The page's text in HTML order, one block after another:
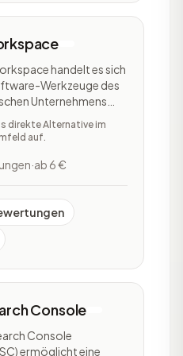
handelt es sich
Werkzeuge des
Unternehmens
Limited. Früher war
als Google Apps
im Jahr 2016 wurde
Google Wo
direkte Alternative im
auf.
·ab 6 €
Console
Console
ermöglicht eine